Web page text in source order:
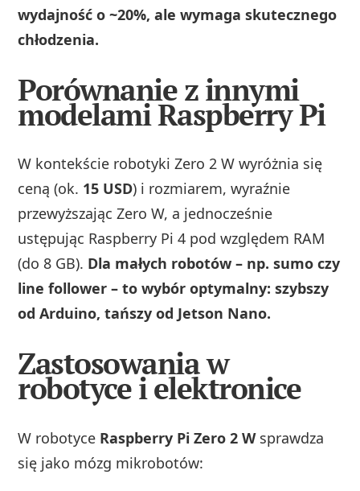
wydajność o ~20%, ale wymaga skutecznego
chłodzenia.
Porównanie z innymi
modelami Raspberry Pi
W kontekście robotyki Zero 2 W wyróżnia się
ceną (ok. 15 USD) i rozmiarem, wyraźnie
przewyższając Zero W, a jednocześnie
ustępując Raspberry Pi 4 pod względem RAM
(do 8 GB). Dla małych robotów – np. sumo czy
line follower – to wybór optymalny: szybszy
od Arduino, tańszy od Jetson Nano.
Zastosowania w
robotyce i elektronice
W robotyce Raspberry Pi Zero 2 Wsprawdza
się jako mózg mikrobotów: